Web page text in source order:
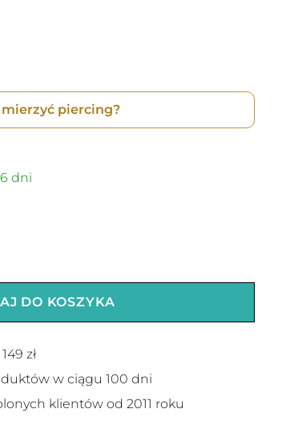
mierzyć piercing?
dni
DO KOSZYKA
zł
w ciągu 100 dni
klientów od 2011 roku